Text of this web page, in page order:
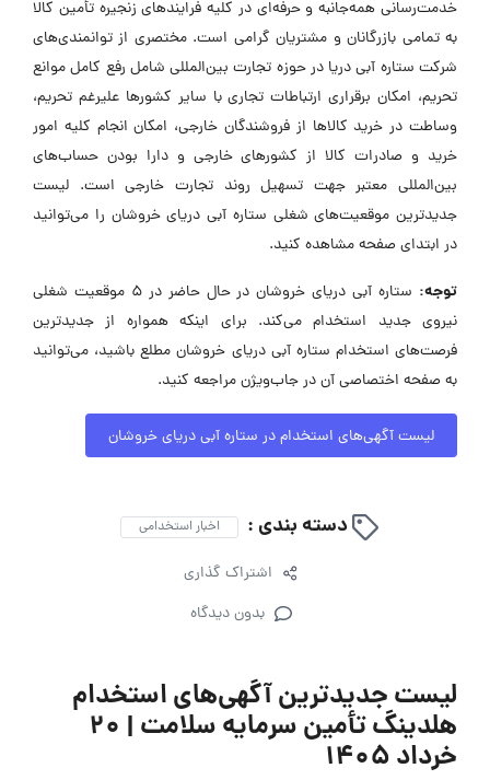
خدمت‌رسانی همه‌جانبه و حرفه‌ای در کلیه فرایندهای زنجیره تأمین کالا
به تمامی بازرگانان و مشتریان گرامی است. مختصری از توانمندی‌های
شرکت ستاره آبی دریا در حوزه تجارت بین‌المللی شامل رفع کامل موانع
تحریم، امکان برقراری ارتباطات تجاری با سایر کشورها علیرغم تحریم،
وساطت در خرید کالاها از فروشندگان خارجی، امکان انجام کلیه امور
خرید و صادرات کالا از کشورهای خارجی و دارا بودن حساب‌های
بین‌المللی معتبر جهت تسهیل روند تجارت خارجی است. لیست
جدیدترین موقعیت‌های شغلی ستاره آبی دریای خروشان را می‌توانید
در ابتدای صفحه مشاهده کنید.
توجه:
ستاره آبی دریای خروشان در حال حاضر در ۵ موقعیت شغلی
نیروی جدید استخدام می‌کند. برای اینکه همواره از جدیدترین
فرصت‌های استخدام ستاره آبی دریای خروشان مطلع باشید، می‌توانید
به صفحه اختصاصی آن در جاب‌ویژن مراجعه کنید.
لیست آگهی‌های استخدام در ستاره آبی دریای خروشان
دسته بندی : اخبار استخدامی
اشتراک گذاری
بدون دیدگاه
لیست جدیدترین آگهی‌های استخدام
هلدینگ تأمین سرمایه سلامت | ۲۰
خرداد ۱۴۰۵